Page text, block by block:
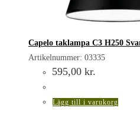
Capelo taklampa C3 H250
Artikelnummer: 03335
595,00 kr.
Lägg till i varukorg